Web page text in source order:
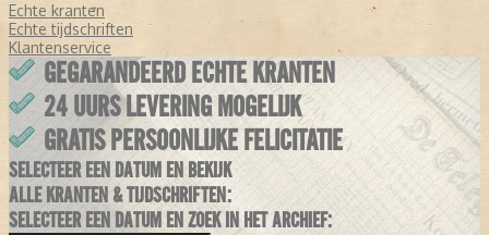
Echte kranten
Echte tijdschriften
Klantenservice
GEGARANDEERD ECHTE KRANTEN
24 UURS LEVERING MOGELIJK
GRATIS PERSOONLIJKE FELICITATIE
SELECTEER EEN DATUM EN BEKIJK
ALLE KRANTEN & TIJDSCHRIFTEN:
SELECTEER EEN DATUM EN ZOEK IN HET ARCHIEF: